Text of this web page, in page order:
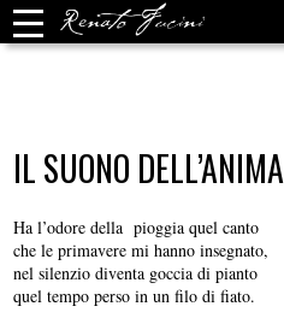
IL SUONO DELL’ANIMA
Ha l’odore della pioggia quel canto
che le primavere mi hanno insegnato,
nel silenzio diventa goccia di pianto
quel tempo perso in un filo di fiato.